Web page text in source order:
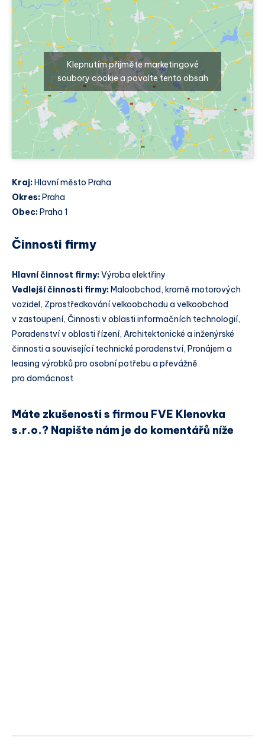
Klepnutím přijměte marketingové
soubory cookie a povolte tento obsah
Kraj: Hlavní město Praha
Okres: Praha
Obec: Praha 1
Činnosti firmy
Hlavní činnost firmy:Výroba elektřiny
Vedlejší činnosti firmy:Maloobchod, kromě motorových
vozidel, Zprostředkování velkoobchodu a velkoobchod
v zastoupení, Činnosti v oblasti informačních technologií,
Poradenství v oblasti řízení, Architektonické a inženýrské
činnosti a související technické poradenství, Pronájem a
leasing výrobků pro osobní potřebu a převážně
pro domácnost
Máte zkušenosti s firmou FVE Klenovka
s.r.o.? Napište nám je do komentářů níže